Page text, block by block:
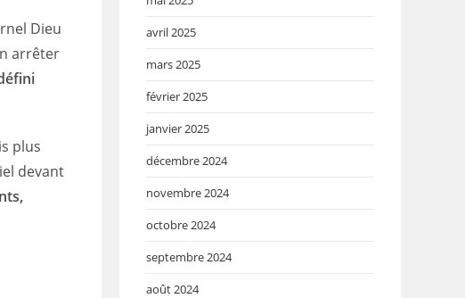
Dieu
arrêter
plus
devant
avril 2025
mars 2025
février 2025
janvier 2025
décembre 2024
novembre 2024
octobre 2024
septembre 2024
août 2024